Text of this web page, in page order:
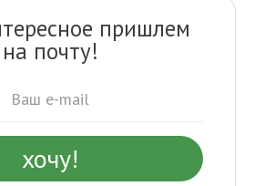
пришлем
на почту!